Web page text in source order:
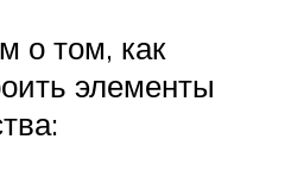
о том, как
элементы